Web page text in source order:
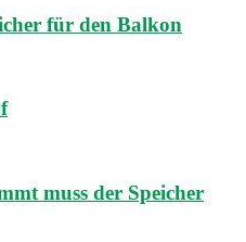
für den Balkon
muss der Speicher